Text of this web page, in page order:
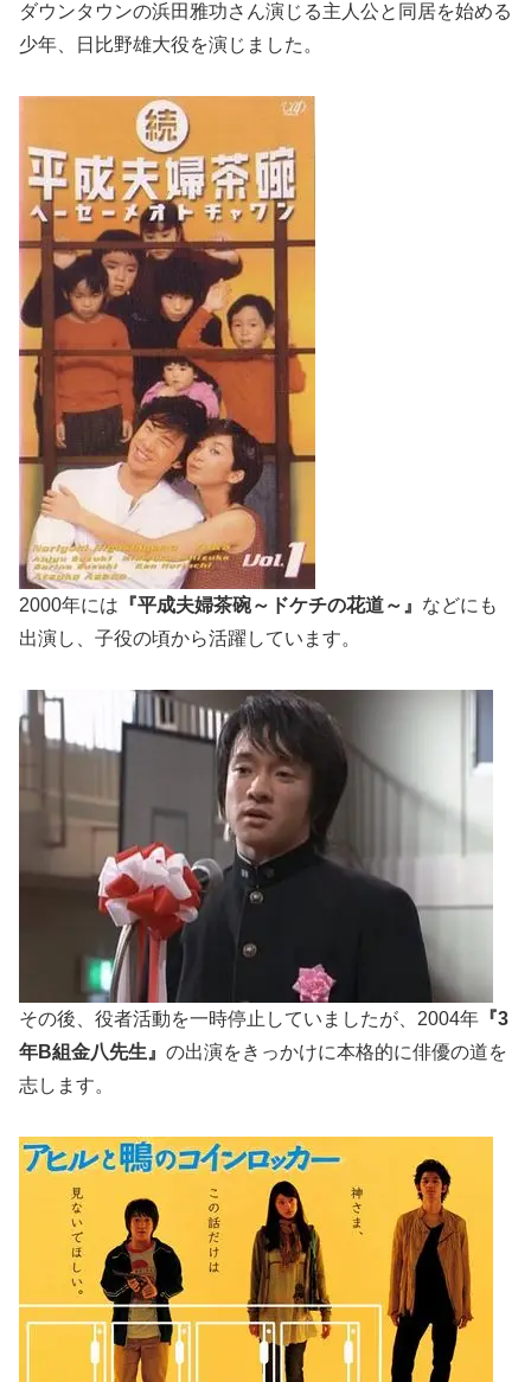
ダウンタウンの浜田雅功さん演じる主人公と同居を始める
少年、日比野雄大役を演じました。
2000年には 『平成夫婦茶碗～ドケチの花道～』 などにも
出演し、子役の頃から活躍しています。
その後、役者活動を一時停止していましたが、2004年 『3
年B組金八先生』 の出演をきっかけに本格的に俳優の道を
志します。